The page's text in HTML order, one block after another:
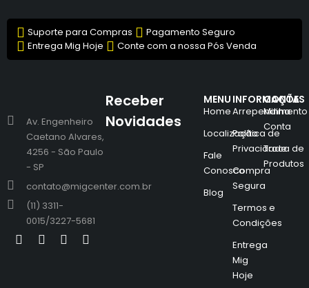
Suporte para Compras
Pagamento Seguro
Entrega Mig Hoje
Conte com a nossa Pós Venda
Av. Engenheiro
Caetano Alvares,
4256 - São Paulo
- SP
contato@migcenter.com.br
(11) 3311-
0015/3227-5681
MENU
Home
Localização
Fale
Conosco
Blog
INFORMAÇÕES
Arrependimento
Política de
Privacidade
Compra
Segura
Termos e
Condições
Entrega
Mig
Hoje
CONTA
Minha
Conta
Troca de
Produtos
Receber
Novidades